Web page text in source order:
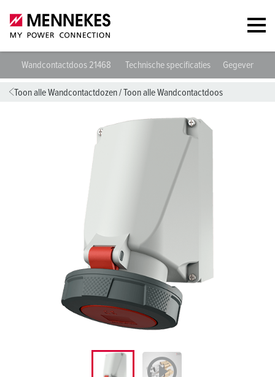
Wandcontactdoos 21468 Technische specificaties
Toon alle Wandcontactdozen/Toon alle Wandcontactdoos